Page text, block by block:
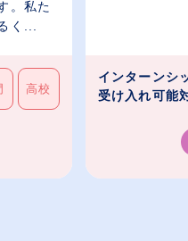
。私た
く...
高校
インターンシ
受け入れ可能